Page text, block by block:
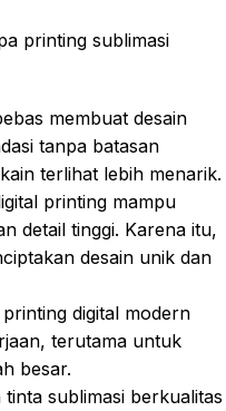
printing sublimasi
membuat desain
tanpa batasan
terlihat lebih menarik.
printing mampu
detail tinggi. Karena itu,
desain unik dan
digital modern
terutama untuk
besar.
tinta sublimasi berkualitas